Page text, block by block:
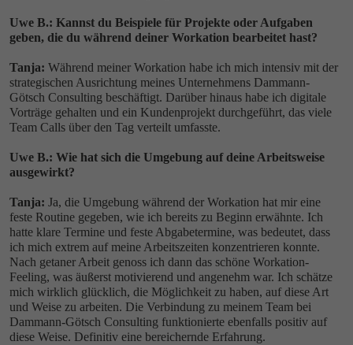
Uwe B.: Kannst du Beispiele für Projekte oder Aufgaben
geben, die du während deiner Workation bearbeitet hast?
Tanja: Während meiner Workation habe ich mich intensiv mit der
strategischen Ausrichtung meines Unternehmens Dammann-
Götsch Consulting beschäftigt. Darüber hinaus habe ich digitale
Vorträge gehalten und ein Kundenprojekt durchgeführt, das viele
Team Calls über den Tag verteilt umfasste.
Uwe B.: Wie hat sich die Umgebung auf deine Arbeitsweise
ausgewirkt?
Tanja: Ja, die Umgebung während der Workation hat mir eine
feste Routine gegeben, wie ich bereits zu Beginn erwähnte. Ich
hatte klare Termine und feste Abgabetermine, was bedeutet, dass
ich mich extrem auf meine Arbeitszeiten konzentrieren konnte.
Nach getaner Arbeit genoss ich dann das schöne Workation-
Feeling, was äußerst motivierend und angenehm war. Ich schätze
mich wirklich glücklich, die Möglichkeit zu haben, auf diese Art
und Weise zu arbeiten. Die Verbindung zu meinem Team bei
Dammann-Götsch Consulting funktionierte ebenfalls positiv auf
diese Weise. Definitiv eine bereichernde Erfahrung.